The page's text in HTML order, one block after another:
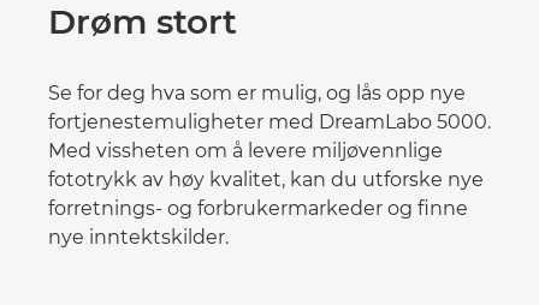
Drøm stort
Se for deg hva som er mulig, og lås opp nye
fortjenestemuligheter med DreamLabo 5000.
Med vissheten om å levere miljøvennlige
fototrykk av høy kvalitet, kan du utforske nye
forretnings- og forbrukermarkeder og finne
nye inntektskilder.